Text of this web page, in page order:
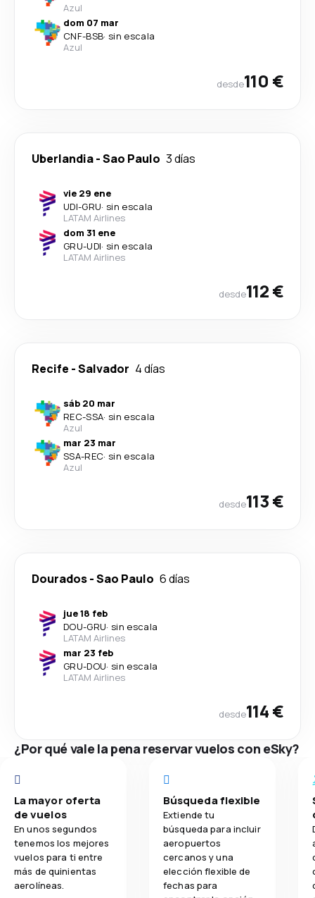
Azul
dom 07 mar
CNF-BSB· sin escala
Azul
desde110 €
Uberlandia-Sao Paulo 3 días
vie 29 ene
UDI-GRU· sin escala
LATAM Airlines
dom 31 ene
GRU-UDI· sin escala
LATAM Airlines
desde112 €
Recife -Salvador 4 días
sáb 20 mar
REC-SSA· sin escala
Azul
mar 23 mar
SSA-REC· sin escala
Azul
desde113 €
Dourados-Sao Paulo 6 días
jue 18 feb
DOU-GRU· sin escala
LATAM Airlines
mar 23 feb
GRU-DOU· sin escala
LATAM Airlines
desde114 €
¿Por qué vale la pena reservar vuelos con eSky?
La mayor oferta
de vuelos
En unos segundos
tenemos los mejores
vuelos para ti entre
más de quinientas
aerolíneas.
Búsqueda flexible
Extiende tu
búsqueda para incluir
aeropuertos
cercanos y una
elección flexible de
fechas para